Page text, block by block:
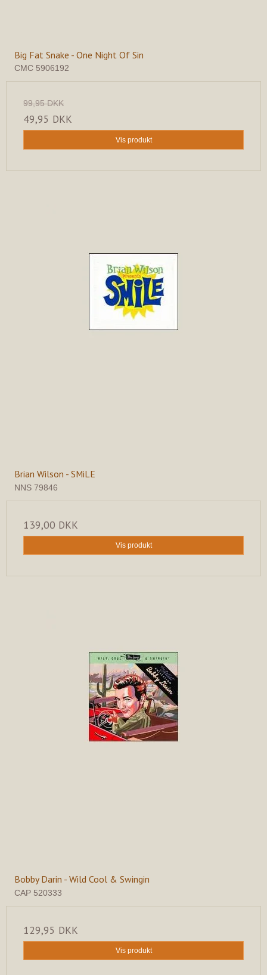
Big Fat Snake - One Night Of Sin
CMC 5906192
99,95 DKK
49,95 DKK
Vis produkt
Brian Wilson - SMiLE
NNS 79846
139,00 DKK
Vis produkt
Bobby Darin - Wild Cool & Swingin
CAP 520333
129,95 DKK
Vis produkt